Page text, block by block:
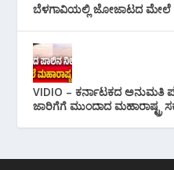
ಬೆಳಗಾವಿಯಲ್ಲಿ ಜೋಜಾಟದ ಮೇಲೆ
VIDIO – ಕರ್ನಾಟಕದ
ಜಾರಿಗೆಗೆ ಮುಂದಾದ ಮಹಾರಾಷ್ಟ್ರ